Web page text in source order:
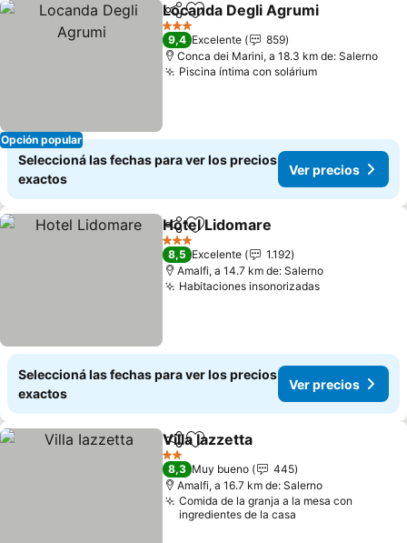
Opción popular
CompartirAñadir a favoritos
Locanda Degli Agrumi
3 Estrellas
9,4 Excelente
859
Conca dei Marini, a 18.3 km de: Salerno
Piscina íntima con solárium
Seleccioná las fechas para ver los precios
exactos
Ver precios
CompartirAñadir a favoritos
Hotel Lidomare
3 Estrellas
8,5 Excelente
1.192
Amalfi, a 14.7 km de: Salerno
Habitaciones insonorizadas
Seleccioná las fechas para ver los precios
exactos
Ver precios
CompartirAñadir a favoritos
Villa Iazzetta
2 Estrellas
8,3 Muy bueno
445
Amalfi, a 16.7 km de: Salerno
Comida de la granja a la mesa con
ingredientes de la casa